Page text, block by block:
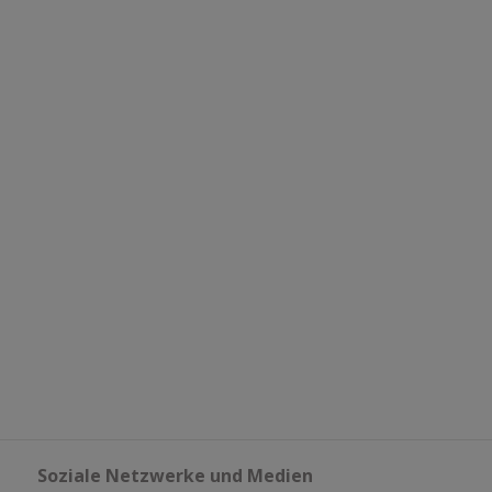
Soziale Netzwerke und Medien